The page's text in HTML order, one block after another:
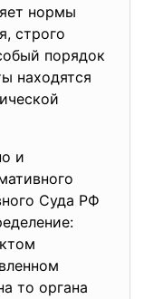
нормы
строго
порядок
находятся
и
Суда РФ
то органа